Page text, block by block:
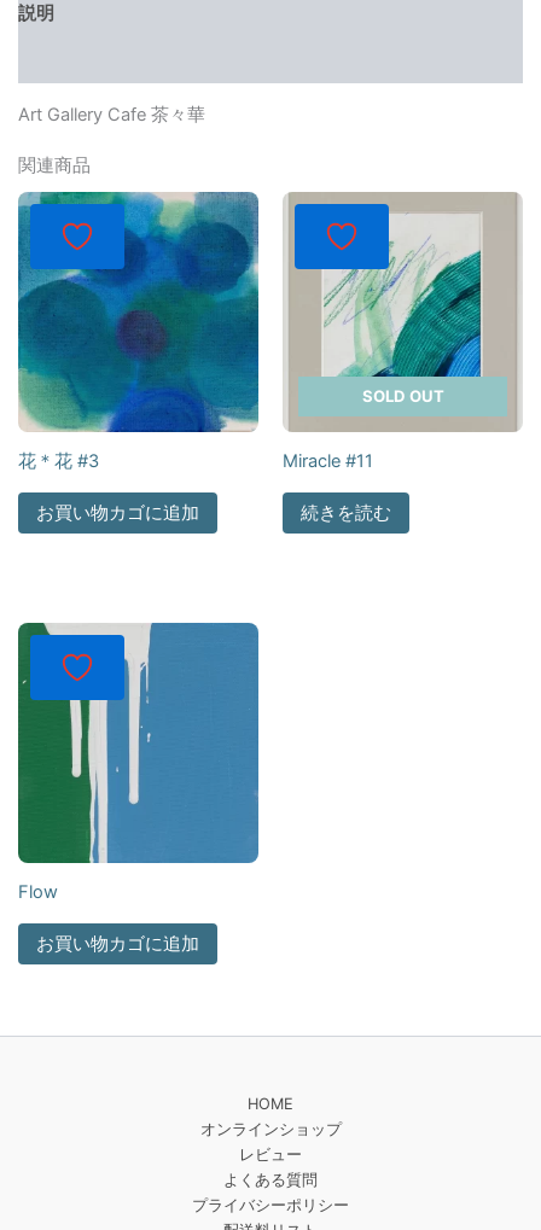
説明
Art Gallery Cafe 茶々華
関連商品
花＊花 #3
お買い物カゴに追加
SOLD OUT
Miracle #11
続きを読む
Flow
お買い物カゴに追加
HOME
オンラインショップ
レビュー
よくある質問
プライバシーポリシー